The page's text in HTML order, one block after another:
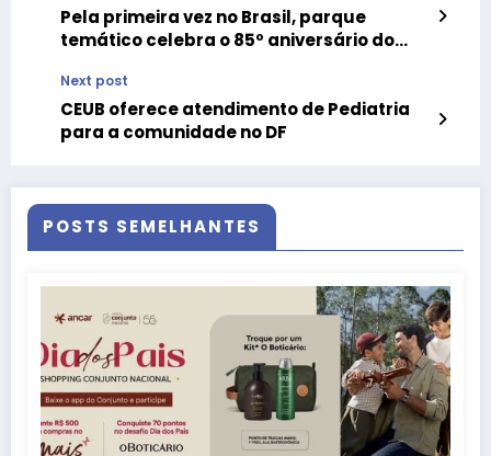
Pela primeira vez no Brasil, parque
temático celebra o 85º aniversário do
Next post
CEUB oferece atendimento de Pediatria
para a comunidade no DF
POSTS SEMELHANTES